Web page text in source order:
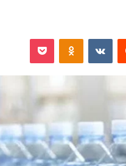
‏Reddit
‏VKontakte
Odnoklassniki
‫Pocket